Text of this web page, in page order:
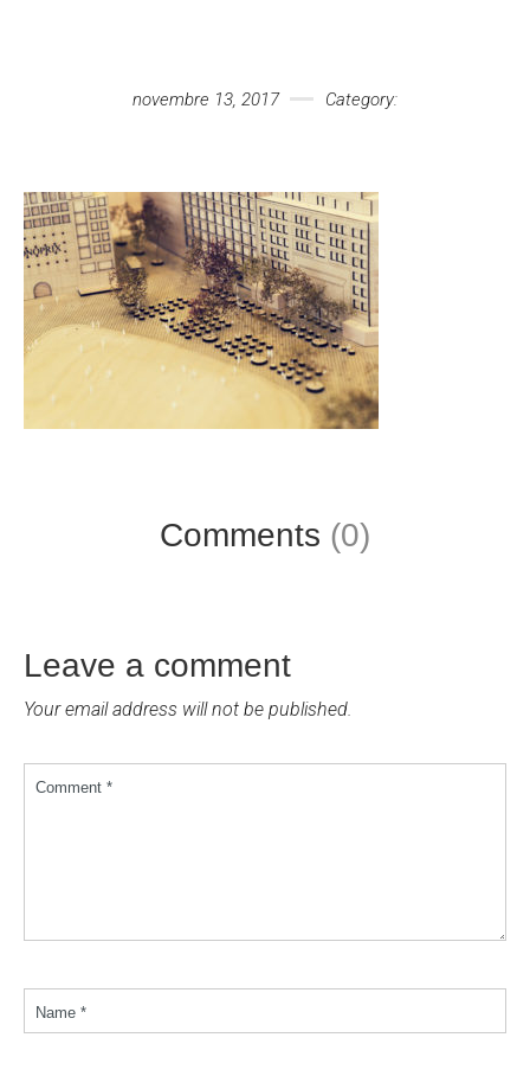
novembre 13, 2017 Category:
Comments (0)
Leave a comment
Your email address will not be published.
Comment *
Name *